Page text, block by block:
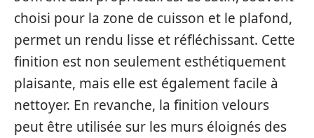
choisi pour la zone de cuisson et le plafond,
permet un rendu lisse et réfléchissant. Cette
finition est non seulement esthétiquement
plaisante, mais elle est également facile à
nettoyer. En revanche, la finition velours
peut être utilisée sur les murs éloignés des